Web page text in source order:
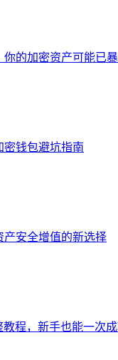
你的加密资产可能已
密钱包避坑指南
产安全增值的新选择
教程，新手也能一次